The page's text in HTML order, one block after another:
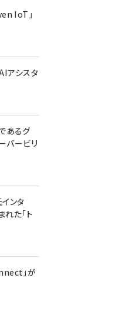
IoT」
アシスタ
あるグ
バービリ
ンタ
れた「ト
」が